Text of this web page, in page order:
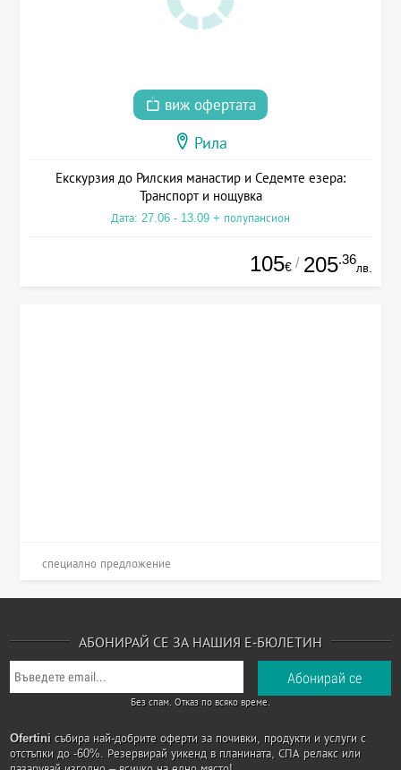
виж офертата
Рила
Екскурзия до Рилския манастир и Седемте езера:
Транспорт и нощувка
Дата: 27.06 - 13.09 + полупансион
105€ / 205.36
лв.
специално предложение
АБОНИРАЙ СЕ ЗА НАШИЯ Е-БЮЛЕТИН
Без спам. Отказ по всяко време.
Ofertini събира най-добрите оферти за почивки, продукти и услуги с
отстъпки до -60%. Резервирай уикенд в планината, СПА релакс или